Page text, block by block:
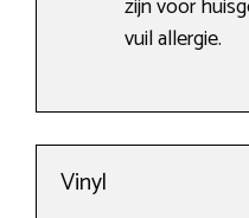
zijn voor
vuil allergie.
Vinyl